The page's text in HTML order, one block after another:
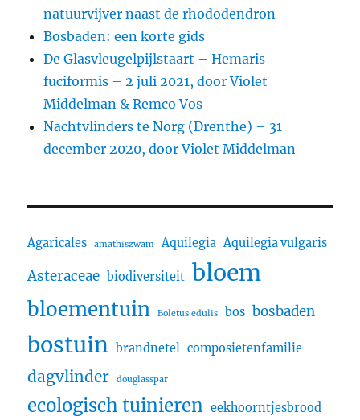
natuurvijver naast de rhododendron
Bosbaden: een korte gids
De Glasvleugelpijlstaart – Hemaris
fuciformis – 2 juli 2021, door Violet
Middelman & Remco Vos
Nachtvlinders te Norg (Drenthe) – 31
december 2020, door Violet Middelman
Agaricales amathiszwam Aquilegia Aquilegia vulgaris
Asteraceae biodiversiteit bloem
bloementuin Boletus edulis bos bosbaden
bostuin brandnetel composietenfamilie
dagvlinder douglasspar
ecologisch tuinieren eekhoorntjesbrood